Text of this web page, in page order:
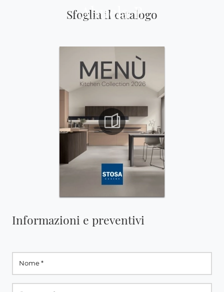
Abuela B
Sfoglia il catalogo
Informazioni e preventivi